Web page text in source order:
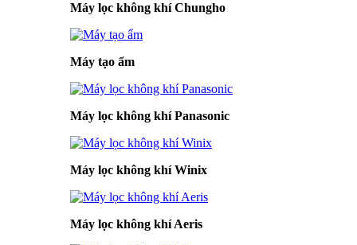
Máy lọc không khí Chungho
Máy tạo ẩm
Máy lọc không khí Panasonic
Máy lọc không khí Winix
Máy lọc không khí Aeris